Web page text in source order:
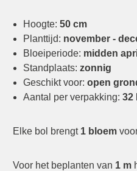
Hoogte: 50 cm
Planttijd: november -
Bloeiperiode: midden
Standplaats: zonnig
Geschikt voor: open
Aantal per verpakking: 32
Elke bol brengt 1 bloem
Voor het beplanten van 1 m